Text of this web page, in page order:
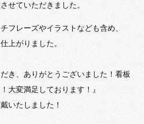
せていただきました。
フレーズやイラストなども含め、
上がりました。
き、ありがとうございました！看板
大変満足しております！』
いたしました！